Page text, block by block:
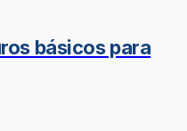
básicos para